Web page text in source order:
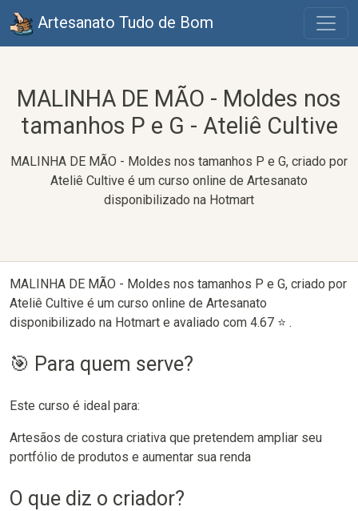
Artesanato Tudo de Bom
MALINHA DE MÃO - Moldes nos
tamanhos P e G - Ateliê Cultive
MALINHA DE MÃO - Moldes nos tamanhos P e G, criado por
Ateliê Cultive é um curso online de Artesanato
disponibilizado na Hotmart
MALINHA DE MÃO - Moldes nos tamanhos P e G, criado por
Ateliê Cultive é um curso online de Artesanato
disponibilizado na Hotmart e avaliado com 4.67 ⭐ .
🎯 Para quem serve?
Este curso é ideal para:
Artesãos de costura criativa que pretendem ampliar seu
portfólio de produtos e aumentar sua renda
O que diz o criador?